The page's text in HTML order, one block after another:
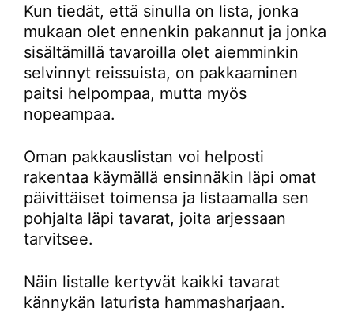
Kun tiedät, että sinulla on lista, jonka
mukaan olet ennenkin pakannut ja jonka
sisältämillä tavaroilla olet aiemminkin
selvinnyt reissuista, on pakkaaminen
paitsi helpompaa, mutta myös
nopeampaa.
Oman pakkauslistan voi helposti
rakentaa käymällä ensinnäkin läpi omat
päivittäiset toimensa ja listaamalla sen
pohjalta läpi tavarat, joita arjessaan
tarvitsee.
Näin listalle kertyvät kaikki tavarat
kännykän laturista hammasharjaan.